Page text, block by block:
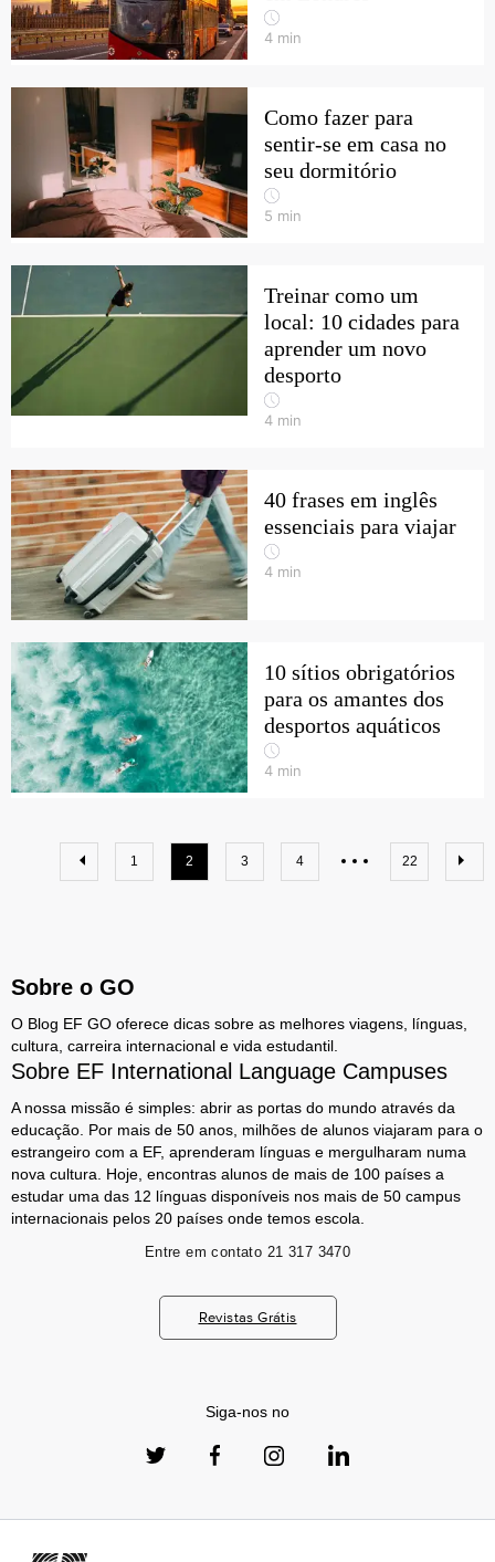
4 min
Como fazer para
sentir-se em casa no
seu dormitório
5 min
Treinar como um
local: 10 cidades para
aprender um novo
desporto
4 min
40 frases em inglês
essenciais para viajar
4 min
10 sítios obrigatórios
para os amantes dos
desportos aquáticos
4 min
1 2 3 4 22
Sobre o GO
O Blog EF GO oferece dicas sobre as melhores viagens, línguas,
cultura, carreira internacional e vida estudantil.
Sobre EF International Language Campuses
A nossa missão é simples: abrir as portas do mundo através da
educação. Por mais de 50 anos, milhões de alunos viajaram para o
estrangeiro com a EF, aprenderam línguas e mergulharam numa
nova cultura. Hoje, encontras alunos de mais de 100 países a
estudar uma das 12 línguas disponíveis nos mais de 50 campus
internacionais pelos 20 países onde temos escola.
Entre em contato 21 317 3470
Revistas Grátis
Siga-nos no